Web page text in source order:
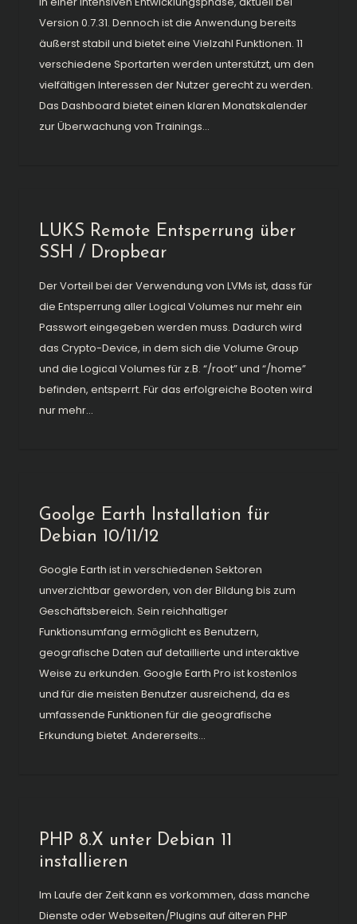
Version 0.7.31. Dennoch ist die Anwendung bereits
äußerst stabil und bietet eine Vielzahl Funktionen. 11
verschiedene Sportarten werden unterstützt, um den
vielfältigen Interessen der Nutzer gerecht zu werden.
Das Dashboard bietet einen klaren Monatskalender
zur Überwachung von Trainings...
LUKS Remote Entsperrung über
SSH / Dropbear
Der Vorteil bei der Verwendung von LVMs ist, dass für
die Entsperrung aller Logical Volumes nur mehr ein
Passwort eingegeben werden muss. Dadurch wird
das Crypto-Device, in dem sich die Volume Group
und die Logical Volumes für z.B. “/root” und “/home”
befinden, entsperrt. Für das erfolgreiche Booten wird
nur mehr...
Goolge Earth Installation für
Debian 10/11/12
Google Earth ist in verschiedenen Sektoren
unverzichtbar geworden, von der Bildung bis zum
Geschäftsbereich. Sein reichhaltiger
Funktionsumfang ermöglicht es Benutzern,
geografische Daten auf detaillierte und interaktive
Weise zu erkunden. Google Earth Pro ist kostenlos
und für die meisten Benutzer ausreichend, da es
umfassende Funktionen für die geografische
Erkundung bietet. Andererseits...
PHP 8.X unter Debian 11
installieren
Im Laufe der Zeit kann es vorkommen, dass manche
Dienste oder Webseiten/Plugins auf älteren PHP